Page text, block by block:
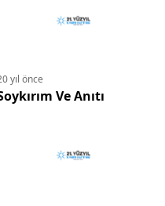
yıl önce
Ve Anıtı